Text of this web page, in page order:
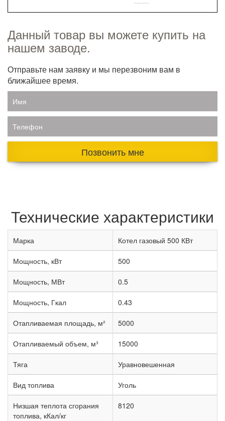
Данный товар вы можете купить на
нашем заводе.
Отправьте нам заявку и мы перезвоним вам в
ближайшее время.
Имя
Телефон
Позвонить мне
Технические характеристики
Марка Котел газовый 500 КВт
Мощность, кВт 500
Мощность, МВт 0.5
Мощность, Гкал 0.43
Отапливаемая площадь, м² 5000
Отапливаемый объем, м³ 15000
Тяга Уравновешенная
Вид топлива Уголь
Низшая теплота сгорания
топлива, кКал/кг
8120